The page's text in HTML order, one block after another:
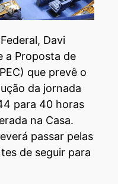
Davi
a Proposta de
que prevê o
da jornada
para 40 horas
na Casa.
passar pelas
de seguir para